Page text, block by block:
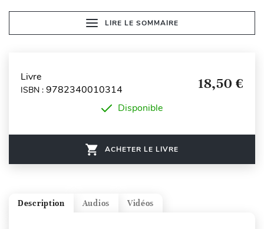
LIRE LE SOMMAIRE
Livre
ISBN : 9782340010314 18,50 €
Disponible
ACHETER LE LIVRE
Vidéos
Audios
Description